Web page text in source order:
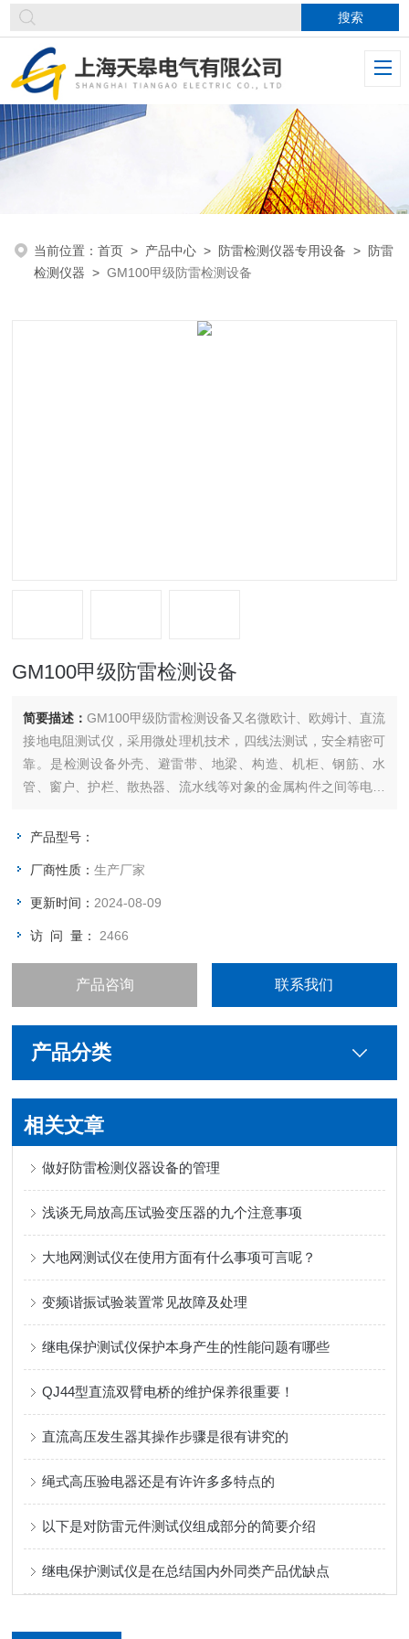
当前位置：首页 > 产品中心 > 防雷检测仪器专用设备 > 防雷
检测仪器 >GM100甲级防雷检测设备
GM100甲级防雷检测设备
简要描述：GM100甲级防雷检测设备又名微欧计、欧姆计、直流
接地电阻测试仪，采用微处理机技术，四线法测试，安全精密可
靠。是检测设备外壳、避雷带、地梁、构造、机柜、钢筋、水
管、窗户、护栏、散热器、流水线等对象的金属构件之间等电位
产品型号：
厂商性质：生产厂家
更新时间： 2024-08-09
访 问 量： 2466
产品咨询 联系我们
产品分类
相关文章
做好防雷检测仪器设备的管理
浅谈无局放高压试验变压器的九个注意事项
大地网测试仪在使用方面有什么事项可言呢？
变频谐振试验装置常见故障及处理
继电保护测试仪保护本身产生的性能问题有哪些
QJ44型直流双臂电桥的维护保养很重要！
直流高压发生器其操作步骤是很有讲究的
绳式高压验电器还是有许许多多特点的
以下是对防雷元件测试仪组成部分的简要介绍
继电保护测试仪是在总结国内外同类产品优缺点